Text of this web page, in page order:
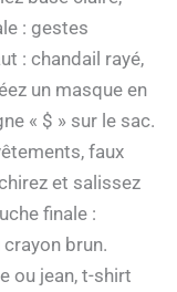
: gestes
: chandail rayé,
un masque en
« $ » sur le sac.
faux
et salissez
finale :
brun.
ou jean, t-shirt